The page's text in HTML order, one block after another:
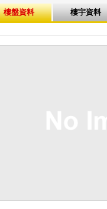
樓盤資料 樓宇資料